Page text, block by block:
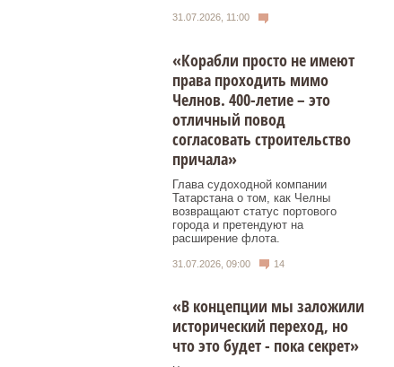
31.07.2026, 11:00
«Корабли просто не имеют
права проходить мимо
Челнов. 400-летие – это
отличный повод
согласовать строительство
причала»
Глава судоходной компании
Татарстана о том, как Челны
возвращают статус портового
города и претендуют на
расширение флота.
31.07.2026, 09:00 14
«В концепции мы заложили
исторический переход, но
что это будет - пока секрет»